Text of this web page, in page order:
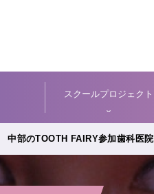
スクールプロジェクト
中部のTOOTH FAIRY参加歯科医院